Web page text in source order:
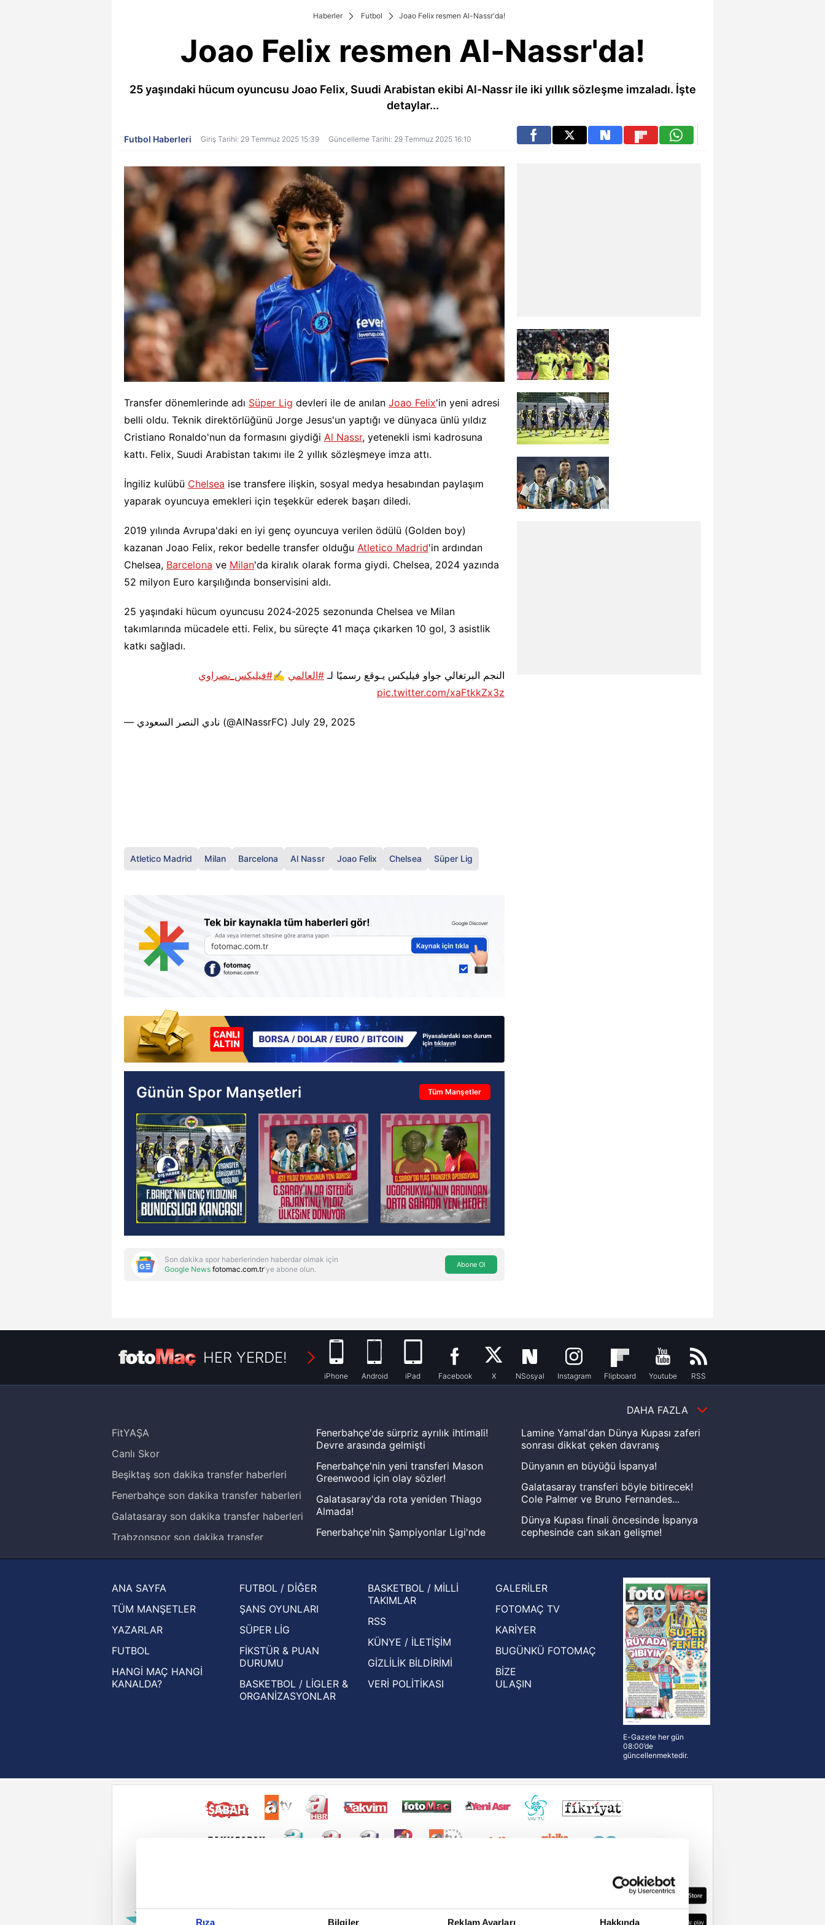
Rıza Bilgiler Reklam Ayarları Hakkında
Reddet
Haberler Futbol Joao Felix resmen Al-Nassr'da!
Joao Felix resmen Al-Nassr'da!
25 yaşındaki hücum oyuncusu Joao Felix, Suudi Arabistan ekibi Al-Nassr ile iki yıllık sözleşme imzaladı. İşte
detaylar...
Futbol Haberleri Giriş Tarihi: 29 Temmuz 2025 15:39 Güncelleme Tarihi: 29 Temmuz 2025 16:10
Transfer dönemlerinde adı Süper Lig devleri ile de anılan Joao Felix'in yeni adresi
belli oldu. Teknik direktörlüğünü Jorge Jesus'un yaptığı ve dünyaca ünlü yıldız
Cristiano Ronaldo'nun da formasını giydiği Al Nassr, yetenekli ismi kadrosuna
kattı. Felix, Suudi Arabistan takımı ile 2 yıllık sözleşmeye imza attı.
İngiliz kulübü Chelsea ise transfere ilişkin, sosyal medya hesabından paylaşım
yaparak oyuncuya emekleri için teşekkür ederek başarı diledi.
2019 yılında Avrupa'daki en iyi genç oyuncuya verilen ödülü (Golden boy)
kazanan Joao Felix, rekor bedelle transfer olduğu Atletico Madrid'in ardından
Chelsea, Barcelona ve Milan'da kiralık olarak forma giydi. Chelsea, 2024 yazında
52 milyon Euro karşılığında bonservisini aldı.
25 yaşındaki hücum oyuncusu 2024-2025 sezonunda Chelsea ve Milan
takımlarında mücadele etti. Felix, bu süreçte 41 maça çıkarken 10 gol, 3 asistlik
katkı sağladı.
النجم البرتغالي جواو فيليكس يـوقع رسميًا لـ ⁧#العالمي ⁩ ✍️#فيليكس_نصراوي
pic.twitter.com/xaFtkkZx3z
— نادي النصر السعودي (@AlNassrFC) July 29, 2025
Atletico Madrid Milan Barcelona Al Nassr Joao Felix Chelsea Süper Lig
Günün Spor Manşetleri Tüm Manşetler
Son dakika spor haberlerinden haberdar olmak için
Google News fotomac.com.tr'ye abone olun. Abone Ol
HER YERDE!
iPhone Android iPad Facebook X NSosyal Instagram Flipboard Youtube RSS
DAHA FAZLA
FitYAŞA
Canlı Skor
Beşiktaş son dakika transfer haberleri
Fenerbahçe son dakika transfer haberleri
Galatasaray son dakika transfer haberleri
Trabzonspor son dakika transfer
Ziraat Türkiye Kupası haberleri
UEFA Şampiyonlar Ligi haberleri
UEFA Avrupa Ligi haberleri
UEFA Konferans Ligi haberleri
Fenerbahçe'de sürpriz ayrılık ihtimali!
Devre arasında gelmişti
Fenerbahçe'nin yeni transferi Mason
Greenwood için olay sözler!
Galatasaray'da rota yeniden Thiago
Almada!
Fenerbahçe'nin Şampiyonlar Ligi'nde
Zabrze'yi elerlerse...
basından gündem olan manşetler!
Beşiktaş'ın UEFA Avrupa Ligi'nde 3. Ön
Eleme Turu muhtemel rakipleri belli oldu!
Lamine Yamal'dan Dünya Kupası zaferi
sonrası dikkat çeken davranış
Dünyanın en büyüğü İspanya!
Galatasaray transferi böyle bitirecek!
Cole Palmer ve Bruno Fernandes...
Dünya Kupası finali öncesinde İspanya
cephesinde can sıkan gelişme!
Hernan Crespo, Meksika Ligi
ekiplerinden Atlas'ın yeni teknik direktörü
oldu
ANA SAYFA
TÜM MANŞETLER
YAZARLAR
FUTBOL
HANGİ MAÇ HANGİ
KANALDA?
FUTBOL / DİĞER
ŞANS OYUNLARI
SÜPER LİG
FİKSTÜR & PUAN
DURUMU
BASKETBOL / LİGLER &
ORGANİZASYONLAR
BASKETBOL / MİLLİ
TAKIMLAR
RSS
KÜNYE / İLETİŞİM
GİZLİLİK BİLDİRİMİ
VERİ POLİTİKASI
GALERİLER
FOTOMAÇ TV
KARİYER
BUGÜNKÜ FOTOMAÇ
BİZE
ULAŞIN
E-Gazete her gün
08:00’de
güncellenmektedir.